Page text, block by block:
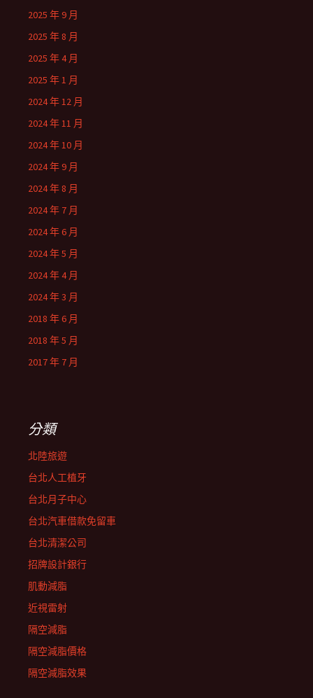
2025 年 9 月
2025 年 8 月
2025 年 4 月
2025 年 1 月
2024 年 12 月
2024 年 11 月
2024 年 10 月
2024 年 9 月
2024 年 8 月
2024 年 7 月
2024 年 6 月
2024 年 5 月
2024 年 4 月
2024 年 3 月
2018 年 6 月
2018 年 5 月
2017 年 7 月
分類
北陸旅遊
台北人工植牙
台北月子中心
台北汽車借款免留車
台北清潔公司
招牌設計銀行
肌動減脂
近視雷射
隔空減脂
隔空減脂價格
隔空減脂效果